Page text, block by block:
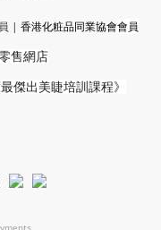
| 香港化粧品同業協會會員
售網店
最傑出美睫培訓課程》